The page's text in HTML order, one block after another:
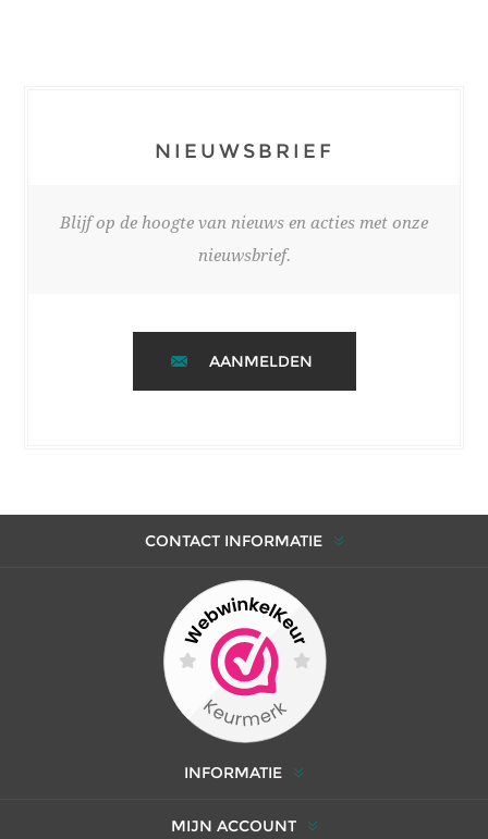
NIEUWSBRIEF
Blijf op de hoogte van nieuws en acties met onze
nieuwsbrief.
AANMELDEN
CONTACT INFORMATIE
INFORMATIE
MIJN ACCOUNT